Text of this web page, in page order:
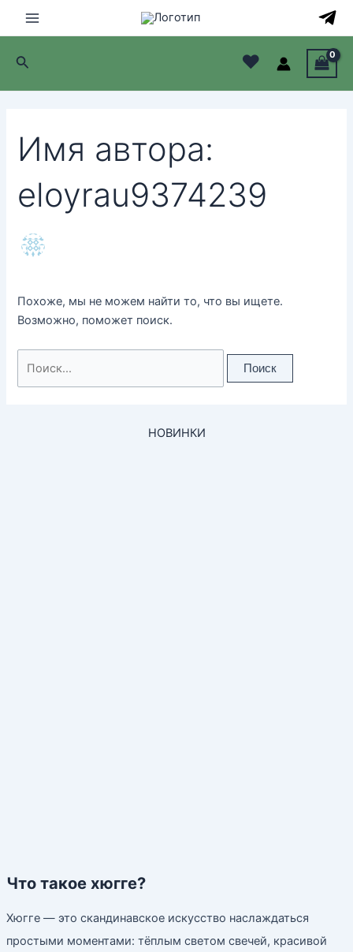
Main
Menu
Поиск ♥
НОВИНКИ
Что такое хюгге?
Хюгге — это скандинавское искусство наслаждаться
простыми моментами: тёплым светом свечей, красивой
Имя автора:
eloyrau9374239
Похоже, мы не можем найти то, что вы ищете.
Возможно, поможет поиск.